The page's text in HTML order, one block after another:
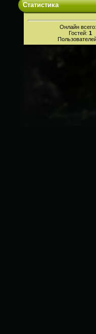
Статистика
Онлайн всего:
Гостей: 1